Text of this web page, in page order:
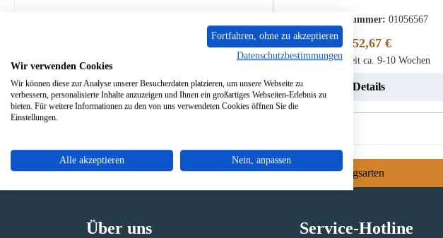
Produktnummer:01056567
Regulärer Preis:
852,67 €
Lieferzeit ca. 9-10 Wochen
Details
Originale Ersatzteile Sichere Zahlungsarten
Über uns Service-Hotline
Fortfahren, ohne zu akzeptieren
Datenschutzbestimmungen
Wir verwenden Cookies
Wir können diese zur Analyse unserer Besucherdaten platzieren, um unsere Webseite zu
verbessern, personalisierte Inhalte anzuzeigen und Ihnen ein großartiges Webseiten-Erlebnis zu
bieten. Für weitere Informationen zu den von uns verwendeten Cookies öffnen Sie die
Einstellungen.
Alle akzeptieren Nein, anpassen